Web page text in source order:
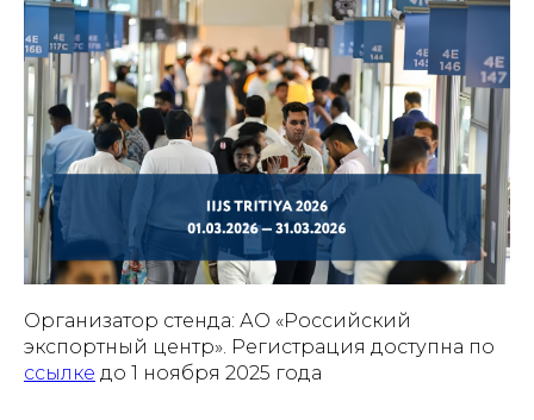
Организатор стенда: АО «Российский
экспортный центр». Регистрация доступна по
ссылке до 1 ноября 2025 года